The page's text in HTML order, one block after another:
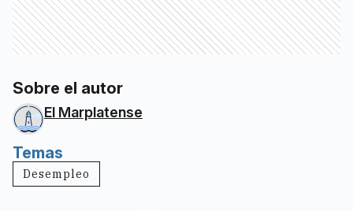
Sobre el autor
El Marplatense
Temas
Desempleo